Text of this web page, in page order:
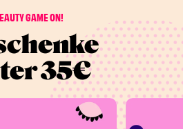
GAME ON!
35€